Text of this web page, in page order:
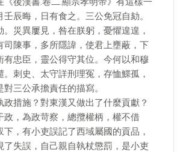
辰晦，日有食之。三公免冠自劾。
災異屢見，咎在朕躬，憂懼遑遑，
司陳事，多所隱諱，使君上壅蔽，下
有忠臣，靈公得守其位。今何以和穆
。刺史、太守詳刑理冤，存恤鰥孤，
三公承擔責任的描寫。
政措施？對東漢又做出了什麼貢獻？
政，為政苛察，總攬權柄，權不借
，有小吏誤記了西域屬國的貢品，
了失誤，自己親自執杖懲罰，是小吏